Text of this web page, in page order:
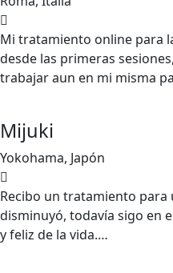
Mi tratamiento online para
desde las primeras
trabajar aun en mi misma
Mijuki
Yokohama, Japón
Recibo un tratamiento
disminuyó, todavía sigo en
y feliz de la vida.…